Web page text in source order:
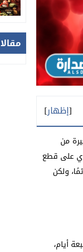
[إظهار]
من
على قطع
ولكن
أيام،